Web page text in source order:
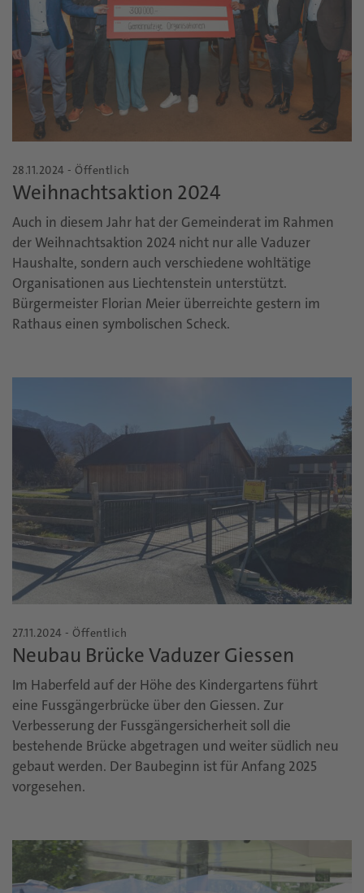
28.11.2024 - Öffentlich
Weihnachtsaktion 2024
Auch in diesem Jahr hat der Gemeinderat im Rahmen
der Weihnachtsaktion 2024 nicht nur alle Vaduzer
Haushalte, sondern auch verschiedene wohltätige
Organisationen aus Liechtenstein unterstützt.
Bürgermeister Florian Meier überreichte gestern im
Rathaus einen symbolischen Scheck.
27.11.2024 - Öffentlich
Neubau Brücke Vaduzer Giessen
Im Haberfeld auf der Höhe des Kindergartens führt
eine Fussgängerbrücke über den Giessen. Zur
Verbesserung der Fussgängersicherheit soll die
bestehende Brücke abgetragen und weiter südlich neu
gebaut werden. Der Baubeginn ist für Anfang 2025
vorgesehen.